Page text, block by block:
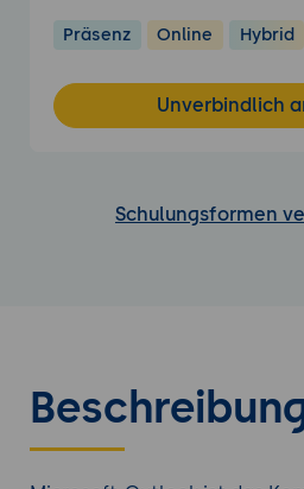
Präsenz Online Hybrid
Unverbindlich
Schulungsformen